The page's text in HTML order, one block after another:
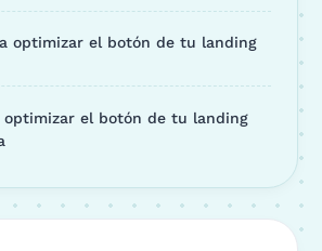
optimizar el botón de tu landing
optimizar el botón de tu landing